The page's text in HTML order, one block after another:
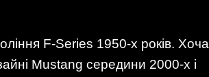
F-Series 1950-х років. Хоча
Mustang середини 2000-х і